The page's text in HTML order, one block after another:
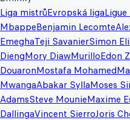
Liga mistrůEvropská ligaLigue
MbappeBenjamin Lecomte
EmeghaTeji SavanierSimon
DiengMory DiawMurilloEdon
DouaronMostafa Mohamed
MwangaAbakar SyllaMoses
AdamsSteve MounieMaxime
DallingaVincent SierroJoris